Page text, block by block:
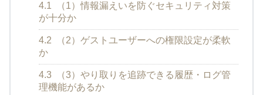
4.1
（1）情報漏えいを防ぐセキュリティ対策
が十分か
4.2
（2）ゲストユーザーへの権限設定が柔軟
か
4.3
（3）やり取りを追跡できる履歴・ログ管
理機能があるか